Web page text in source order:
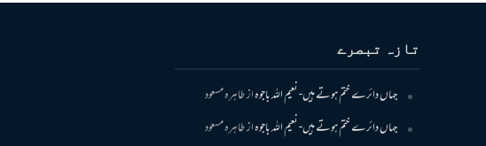
تازہ تبصرے
جہاں دائرے ختم ہوتے ہیں- نعیم اللہ باجوہازطاہرہ مسعود
جہاں دائرے ختم ہوتے ہیں- نعیم اللہ باجوہازطاہرہ مسعود